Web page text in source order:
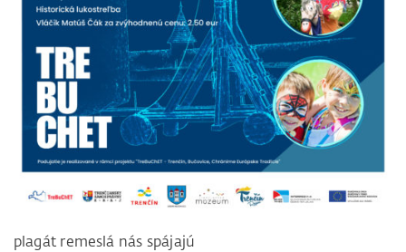
plagát remeslá nás spájajú